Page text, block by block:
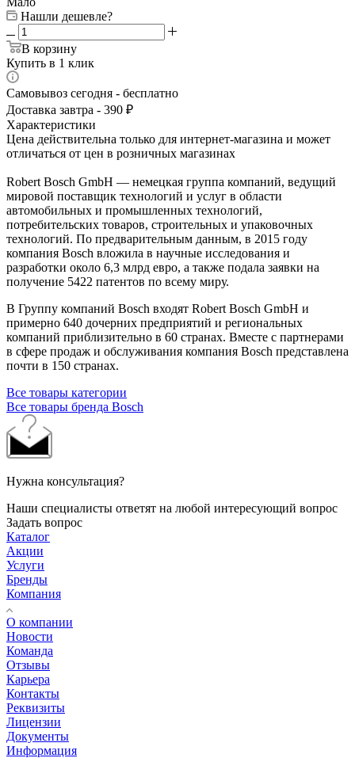
Нашли дешевле?
В корзину
Купить в 1 клик
Самовывоз сегодня - бесплатно
Доставка завтра - 390 ₽
Характеристики
Цена действительна только для интернет-магазина и может
отличаться от цен в розничных магазинах
Robert Bosch GmbH — немецкая группа компаний, ведущий
мировой поставщик технологий и услуг в области
автомобильных и промышленных технологий,
потребительских товаров, строительных и упаковочных
технологий. По предварительным данным, в 2015 году
компания Bosch вложила в научные исследования и
разработки около 6,3 млрд евро, а также подала заявки на
получение 5422 патентов по всему миру.
В Группу компаний Bosch входят Robert Bosch GmbH и
примерно 640 дочерних предприятий и региональных
компаний приблизительно в 60 странах. Вместе с партнерами
в сфере продаж и обслуживания компания Bosch представлена
почти в 150 странах.
Все товары категории
Все товары бренда Bosch
Нужна консультация?
Наши специалисты ответят на любой интересующий вопрос
Задать вопрос
Каталог
Акции
Услуги
Бренды
Компания
О компании
Новости
Команда
Отзывы
Карьера
Контакты
Реквизиты
Лицензии
Документы
Информация